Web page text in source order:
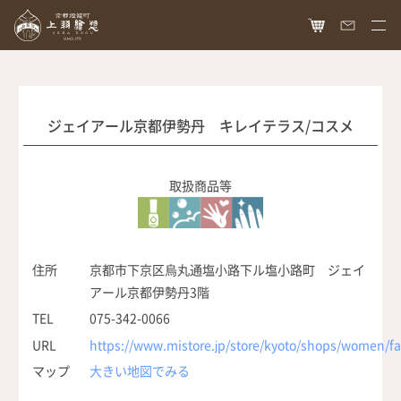
商品ラインナップ
京花舞
胡粉石鹸
瑞々
メディア掲載
ねいる図案帖
日本画作品帖
白狐通信
上羽絵惣について
想い
歴史
お問い合わせ
カタログ請求
ジェイアール京都伊勢丹 キレイテラス/コスメ
取扱商品等
住所
京都市下京区烏丸通塩小路下ル塩小路町 ジェイ
アール京都伊勢丹3階
TEL
075-342-0066
URL
https://www.mistore.jp/store/kyoto/shops/women/
マップ
大きい地図でみる